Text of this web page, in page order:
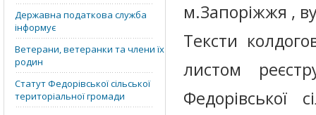
Державна податкова служба
інформує
Ветерани, ветеранки та члени їх
родин
Статут Федорівської сільської
територіальної громади
м.Запоріжжя ,
Тексти
листом
Федорівської